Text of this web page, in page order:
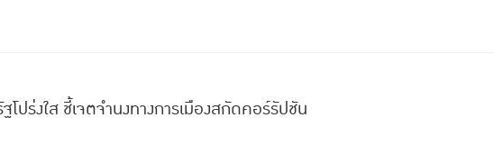
โปร่งใส ชี้เจตจำนงทางการเมืองสกัดคอร์รัปชัน